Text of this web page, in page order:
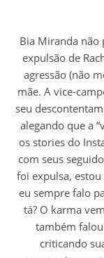
Bia Miranda não poupou palavras ao comentar a recente
expulsão de
agressão (não
mãe. A vice-
seu
alegando que a
os stories do
com seus
foi expulsa,
eu sempre falo
tá? O karma
também
criticando